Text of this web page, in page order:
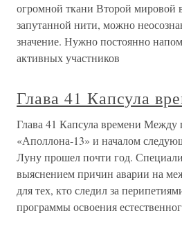
огромной ткани Второй мировой
запутанной нити, можно
значение. Нужно постоянно
активных участников
Глава 41 Капсула
Глава 41 Капсула времени Между
«Аполлона-13» и началом
Луну прошел почти год.
выяснением причин аварии на
для тех, кто следил за
программы освоения